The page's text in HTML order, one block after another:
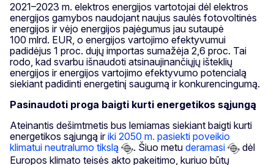
2021–2023 m. elektros energijos vartotojai dėl elektros
energijos gamybos naudojant naujus saulės fotovoltinės
energijos ir vėjo energijos pajėgumus jau sutaupė
100 mlrd. EUR, o energijos vartojimo efektyvumui
padidėjus 1 proc. dujų importas sumažėja 2,6 proc. Tai
rodo, kad svarbu išnaudoti atsinaujinančiųjų išteklių
energijos ir energijos vartojimo efektyvumo potencialą
siekiant padidinti energetinį saugumą ir konkurencingumą.
Pasinaudoti proga baigti kurti energetikos sąjungą
Ateinantis dešimtmetis bus lemiamas siekiant baigti kurti
energetikos sąjungą iriki 2050 m. pasiekti poveikio
klimatui neutralumo tikslą
. Šiuo metu deramasi
dėl
Europos klimato teisės akto pakeitimo, kuriuo būtų